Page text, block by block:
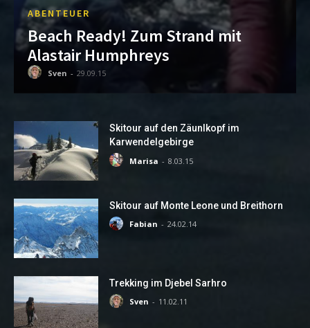
ABENTEUER
Beach Ready! Zum Strand mit
Alastair Humphreys
Sven - 29.09.15
Skitour auf den Zäunlkopf im
Karwendelgebirge
Marisa - 8.03.15
Skitour auf Monte Leone und Breithorn
Fabian - 24.02.14
Trekking im Djebel Sarhro
Sven - 11.02.11